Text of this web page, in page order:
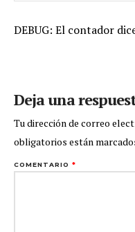
DEBUG: El contador
Deja una
Tu dirección de correo
obligatorios están
COMENTARIO *